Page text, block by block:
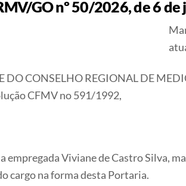
GO nº 50/2026, de 6
DO CONSELHO REGIONAL DE
CFMV no 591/1992,
empregada Viviane de Castro Silva,
cargo na forma desta Portaria.